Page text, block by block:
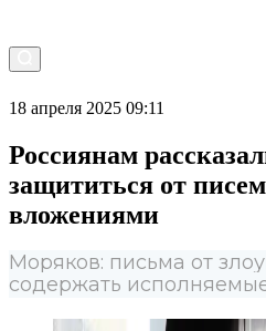
18 апреля 2025 09:11
Россиянам
защититься от
вложениями
Моряков: письма от
содержать